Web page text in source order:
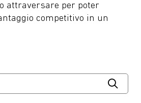
attraversare per poter
competitivo in un